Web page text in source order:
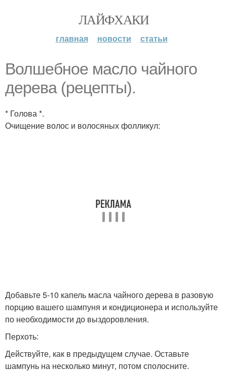
ЛАЙФХАКИ
главная новости статьи
Волшебное масло чайного
дерева (рецепты).
* Голова *.
Очищение волос и волосяных фолликул:
Добавьте 5-10 капель масла чайного дерева в разовую
порцию вашего шампуня и кондиционера и используйте
по необходимости до выздоровления.
Перхоть:
Действуйте, как в предыдущем случае. Оставьте
шампунь на несколько минут, потом сполосните.